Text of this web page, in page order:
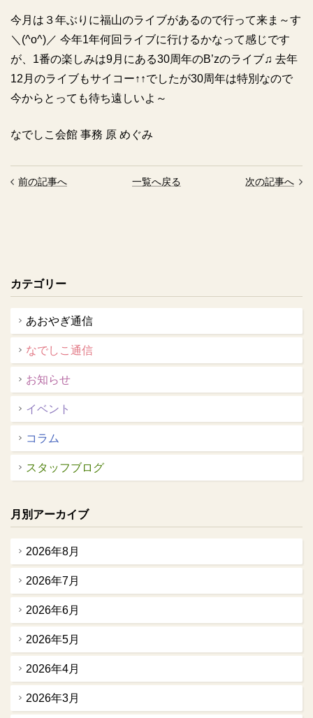
今月は３年ぶりに福山のライブがあるので行って来ま～す
＼(^o^)／ 今年1年何回ライブに行けるかなって感じです
が、1番の楽しみは9月にある30周年のB’zのライブ♫ 去年
12月のライブもサイコー↑↑でしたが30周年は特別なので
今からとっても待ち遠しいよ～
なでしこ会館 事務 原 めぐみ
前の記事へ 一覧へ戻る 次の記事へ
カテゴリー
あおやぎ通信
なでしこ通信
お知らせ
イベント
コラム
スタッフブログ
月別アーカイブ
2026年8月
2026年7月
2026年6月
2026年5月
2026年4月
2026年3月